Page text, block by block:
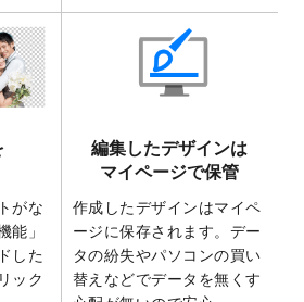
レートを公開いたしました。
削除機能
」を実装しました。
デザインテンプレートを追加しまし
しました。
ングテープのデザインテンプレート
しました。
きるデータ形式が増えました。
、psd、eps、tifに対応）
年版4月始まりのカレンダーデザイン
がな
能」
した
ック
編集したデザインは
マイページで保管
作成したデザインはマイペ
ージに保存されます。デー
タの紛失やパソコンの買い
替えなどでデータを無くす